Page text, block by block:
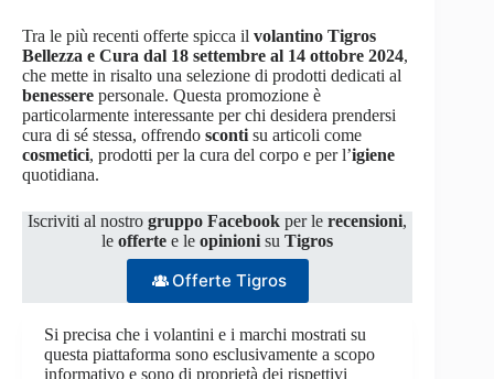
Tra le più recenti offerte spicca il volantino Tigros
Bellezza e Cura dal 18 settembre al 14 ottobre 2024,
che mette in risalto una selezione di prodotti dedicati al
benessere personale. Questa promozione è
particolarmente interessante per chi desidera prendersi
cura di sé stessa, offrendo sconti su articoli come
cosmetici, prodotti per la cura del corpo e per l’igiene
quotidiana.
Iscriviti al nostrogruppo Facebook per lerecensioni,
leoffertee leopinionisuTigros
Offerte Tigros
Si precisa che i volantini e i marchi mostrati su
questa piattaforma sono esclusivamente a scopo
informativo e sono di proprietà dei rispettivi